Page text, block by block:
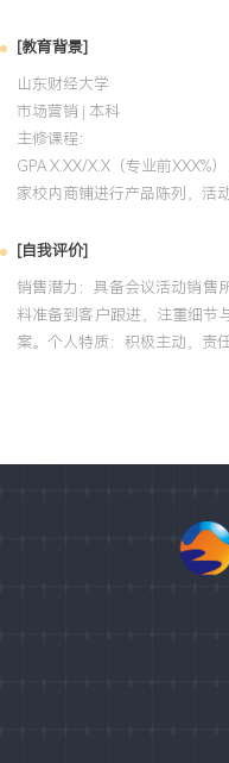
[教育背景]
山东财经大学
市场营销 | 本科
主修课程：
GPA X.XX/X.X（专业前
家校内商铺进行产品陈列，活
[自我评价]
销售潜力：具备会议活动销售
料准备到客户跟进，注重细节
案。个人特质：积极主动，责